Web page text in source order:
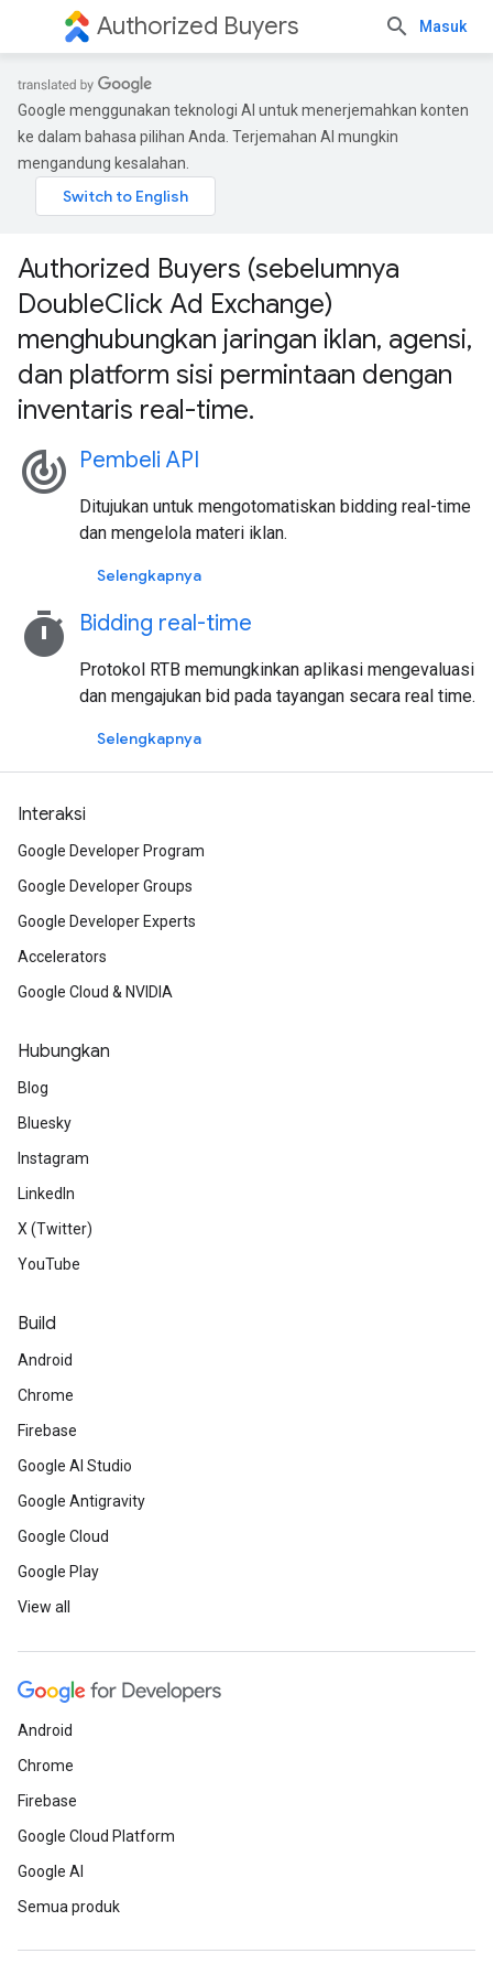
Authorized Buyers Masuk
Google menggunakan teknologi AI untuk menerjemahkan konten
ke dalam bahasa pilihan Anda. Terjemahan AI mungkin
mengandung kesalahan.
Authorized Buyers (sebelumnya
DoubleClick Ad Exchange)
menghubungkan jaringan iklan, agensi,
dan platform sisi permintaan dengan
inventaris real-time.
track_changes Pembeli API
Ditujukan untuk mengotomatiskan bidding real-time
dan mengelola materi iklan.
Selengkapnya
timer Bidding real-time
Protokol RTB memungkinkan aplikasi mengevaluasi
dan mengajukan bid pada tayangan secara real time.
Selengkapnya
Interaksi
Google Developer Program
Google Developer Groups
Google Developer Experts
Accelerators
Google Cloud & NVIDIA
Hubungkan
Blog
Bluesky
Instagram
LinkedIn
X (Twitter)
YouTube
Build
Android
Chrome
Firebase
Google AI Studio
Google Antigravity
Google Cloud
Google Play
View all
Android
Chrome
Firebase
Google Cloud Platform
Google AI
Semua produk